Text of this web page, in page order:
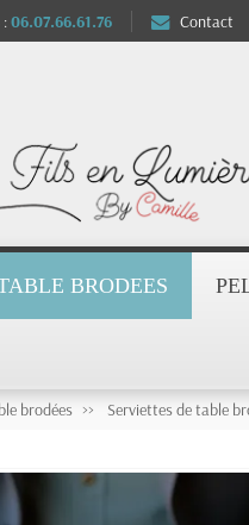
:06.07.66.61.76 Contact
BRODEES
brodées Serviettes de table